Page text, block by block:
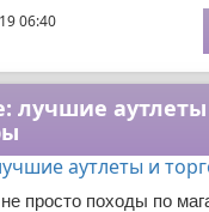
06:40
лучшие
просто походы по